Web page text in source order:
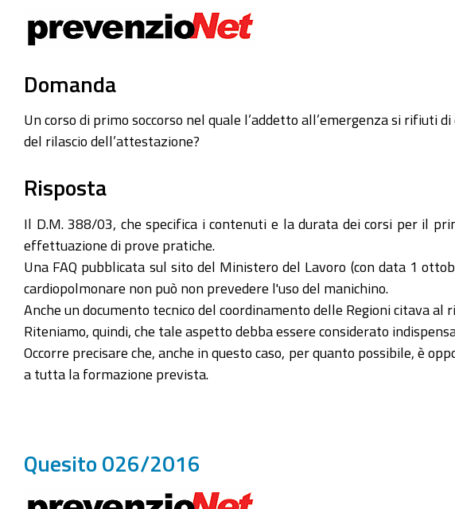
Domanda
Un corso di primo soccorso nel quale l’addetto all’emergenza si rifiuti
del rilascio dell’attestazione?
Risposta
Il D.M. 388/03, che specifica i contenuti e la durata dei corsi per il
effettuazione di prove pratiche.
Una FAQ pubblicata sul sito del Ministero del Lavoro (con data 1
cardiopolmonare non può non prevedere l'uso del manichino.
Anche un documento tecnico del coordinamento delle Regioni citava al
Riteniamo, quindi, che tale aspetto debba essere considerato
Occorre precisare che, anche in questo caso, per quanto possibile, è
a tutta la formazione prevista.
Quesito 026/2016